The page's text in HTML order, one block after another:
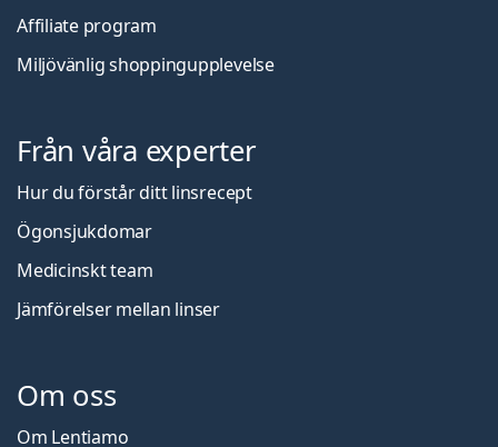
Affiliate program
Miljövänlig shoppingupplevelse
Från våra experter
Hur du förstår ditt linsrecept
Ögonsjukdomar
Medicinskt team
Jämförelser mellan linser
Om oss
Om Lentiamo